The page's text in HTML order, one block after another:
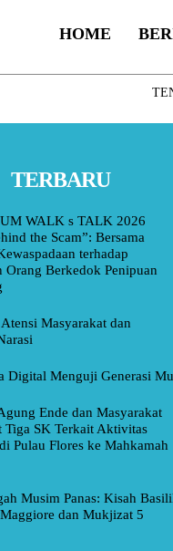
HOME
TERBARU
WALK s TALK 2026
the Scam”: Bersama
terhadap
Orang Berkedok Penipuan
Masyarakat dan
Digital Menguji Generasi
Ende dan Masyarakat
Tiga SK Terkait Aktivitas
Pulau Flores ke Mahkamah
Musim Panas: Kisah
dan Mukjizat 5